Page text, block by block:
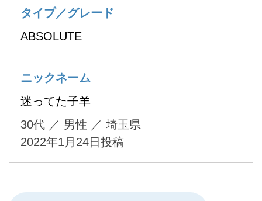
タイプ／グレード
ABSOLUTE
ニックネーム
迷ってた子羊
30代 ／ 男性 ／ 埼玉県
2022年1月24日 投稿